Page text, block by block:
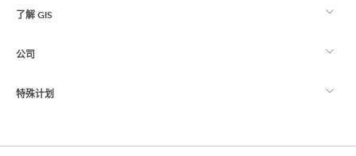
制图
Esri 社区
ArcGIS 博客
了解 GIS
什么是 GIS？
位置智能
培训
公司
关于 Esri
特殊计划